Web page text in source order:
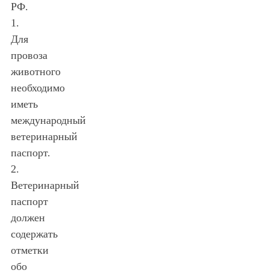
РФ.
1.
Для
провоза
животного
необходимо
иметь
международный
ветеринарный
паспорт.
2.
Ветеринарный
паспорт
должен
содержать
отметки
обо